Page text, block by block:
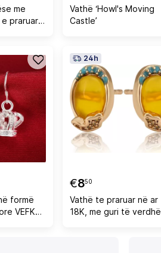
me
praruar
Vathë ‘Howl's Moving
Castle’
formë
VEFKM,
24h
€850
Vathë te praruar në ar
18K, me guri të verdhë